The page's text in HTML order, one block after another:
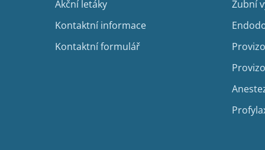
Akční letáky
Kontaktní informace
Kontaktní formulář
Zubní